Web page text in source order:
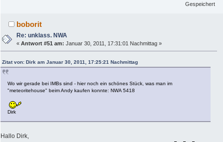
Gespeichert
boborit
Re: unklass. NWA
«Antwort #51 am: Januar 30, 2011, 17:31:01 Nachmittag »
Zitat von: Dirk am Januar 30, 2011, 17:25:21 Nachmittag
Wo wir gerade bei IMBs sind - hier noch ein schönes Stück, was man im
"meteoritehouse" beim Andy kaufen konnte: NWA 5418
Dirk
Hallo Dirk,